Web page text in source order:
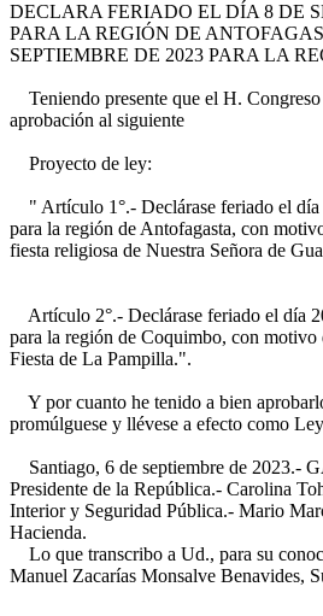
DECLARA FERIADO EL DÍA 8 DE
PARA LA REGIÓN DE
SEPTIEMBRE DE 2023 PARA LA
Teniendo presente que el H.
aprobación al siguiente
Proyecto de ley:
" Artículo 1°.- Declárase feriado el día
para la región de Antofagasta, con
fiesta religiosa de Nuestra Señora de
Artículo 2°.- Declárase feriado el día
para la región de Coquimbo, con motivo
Fiesta de La Pampilla.".
Y por cuanto he tenido a bien
promúlguese y llévese a efecto como
Santiago, 6 de septiembre de 2023.-
Presidente de la República.- Carolina
Interior y Seguridad Pública.- Mario
Hacienda.
Lo que transcribo a Ud., para su
Manuel Zacarías Monsalve Benavides,